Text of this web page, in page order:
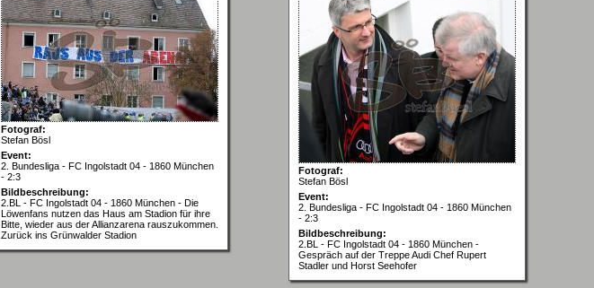
Fotograf:
Stefan Bösl
Event:
2. Bundesliga - FC Ingolstadt 04 - 1860 München
- 2:3
Bildbeschreibung:
2.BL - FC Ingolstadt 04 - 1860 München - Die
Löwenfans nutzen das Haus am Stadion für ihre
Bitte, wieder aus der Allianzarena rauszukommen.
Zurück ins Grünwalder Stadion
Fotograf:
Stefan Bösl
Event:
2. Bundesliga - FC Ingolstadt 04 - 1860 München
- 2:3
Bildbeschreibung:
2.BL - FC Ingolstadt 04 - 1860 München -
Gespräch auf der Treppe Audi Chef Rupert
Stadler und Horst Seehofer